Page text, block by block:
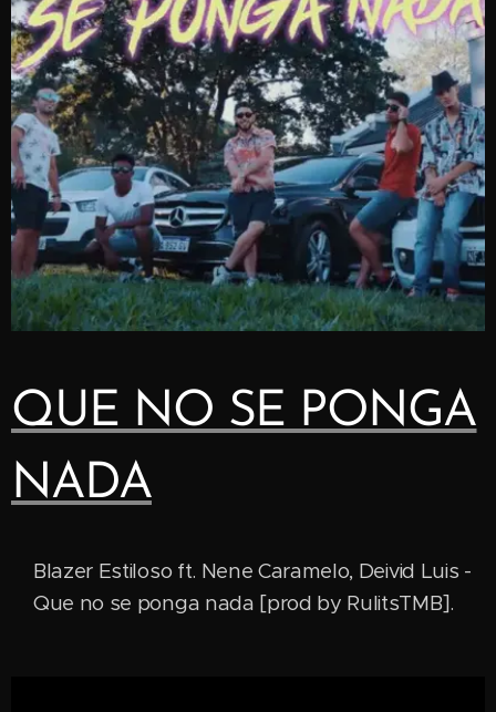
QUE NO SE PONGA
NADA
Blazer Estiloso ft. Nene Caramelo, Deivid Luis -
Que no se ponga nada [prod by RulitsTMB].